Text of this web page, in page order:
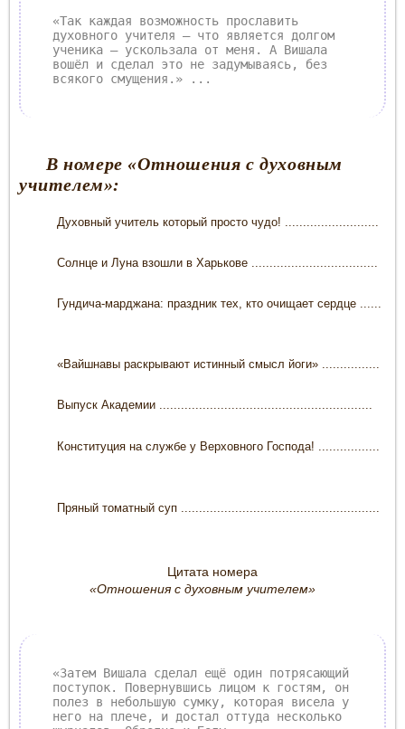
«Так каждая возможность прославить
духовного учителя — что является долгом
ученика — ускользала от меня. А Вишала
вошёл и сделал это не задумываясь, без
всякого смущения.» ...
В номере «Отношения с духовным
учителем»:
Духовный учитель который просто чудо! ..........................
Солнце и Луна взошли в Харькове ...................................
Гундича-марджана: праздник тех, кто очищает сердце ......
«Вайшнавы раскрывают истинный смысл йоги» ................
Выпуск Академии ...........................................................
Конституция на службе у Верховного Господа! .................
Пряный томатный суп .......................................................
Цитата номера
«Отношения с духовным учителем»
«Затем Вишала сделал ещё один потрясающий
поступок. Повернувшись лицом к гостям, он
полез в небольшую сумку, которая висела у
него на плече, и достал оттуда несколько